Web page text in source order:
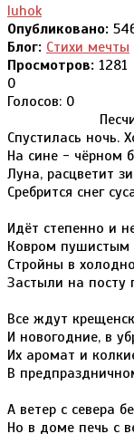
luhok
Опубликовано:
Блог: Стихи мечты
Просмотров: 1281
0
Голосов: 0
Спустилась ночь.
На сине - чёрном
Луна, расцветит
Сребрится снег
Идёт степенно и
Ковром пушистым
Стройны в
Застыли на посту
Все ждут
И новогодние, в
Их аромат и
В
А ветер с севера
Но в доме печь с